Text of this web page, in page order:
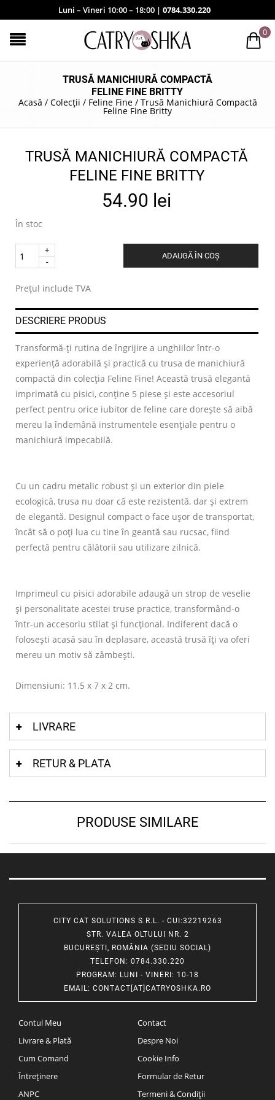
Luni – Vineri 10:00 – 18:00 | 0784.330.220
0
TRUSĂ MANICHIURĂ COMPACTĂ
FELINE FINE BRITTY
Acasă / Colecții / Feline Fine/ Trusă Manichiură Compactă
Feline Fine Britty
TRUSĂ MANICHIURĂ COMPACTĂ
FELINE FINE BRITTY
54.90 lei
În stoc
Quantity
ADAUGĂ ÎN COȘ
Prețul include TVA
DESCRIERE PRODUS
Transformă-ți rutina de îngrijire a unghiilor într-o
experiență adorabilă și practică cu trusa de manichiură
compactă din colecția Feline Fine! Această trusă elegantă
imprimată cu pisici, conține 5 piese și este accesoriul
perfect pentru orice iubitor de feline care dorește să aibă
mereu la îndemână instrumentele esențiale pentru o
manichiură impecabilă.
Cu un cadru metalic robust și un exterior din piele
ecologică, trusa nu doar că este rezistentă, dar și extrem
de elegantă. Designul compact o face ușor de transportat,
încât să o poți lua cu tine în geantă sau rucsac, fiind
perfectă pentru călătorii sau utilizare zilnică.
Imprimeul cu pisici adorabile adaugă un strop de veselie
și personalitate acestei truse practice, transformând-o
într-un accesoriu stilat și funcțional. Indiferent dacă o
folosești acasă sau în deplasare, această trusă îți va oferi
mereu un motiv să zâmbești.
Dimensiuni: 11.5 x 7 x 2 cm.
LIVRARE
RETUR & PLATA
PRODUSE SIMILARE
CITY CAT SOLUTIONS S.R.L. - CUI:32219263
STR. VALEA OLTULUI NR. 2
BUCUREȘTI, ROMÂNIA (SEDIU SOCIAL)
TELEFON : 0784.330.220
PROGRAM: LUNI - VINERI: 10-18
EMAIL: CONTACT[AT]CATRYOSHKA.RO
Contul Meu
Livrare & Plată
Cum Comand
Întreținere
ANPC
Contact
Despre Noi
Cookie Info
Formular de Retur
Termeni & Condiții